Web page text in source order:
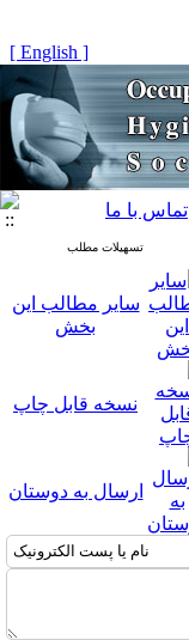
[ English ]
تماس با ما
تسهیلات مطلب
سایر مطالب این
بخش
نسخه قابل چاپ
ارسال به دوستان